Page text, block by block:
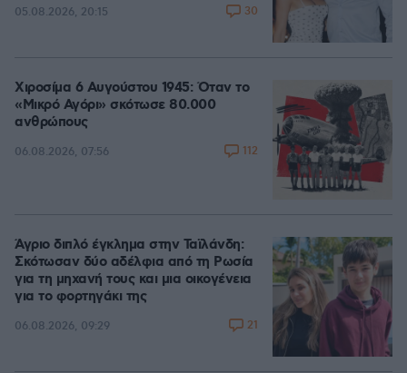
05.08.2026, 20:15 30
Χιροσίμα 6 Αυγούστου 1945: Όταν το
«Μικρό Αγόρι» σκότωσε 80.000
ανθρώπους
06.08.2026, 07:56 112
Άγριο διπλό έγκλημα στην Ταϊλάνδη:
Σκότωσαν δύο αδέλφια από τη Ρωσία
για τη μηχανή τους και μια οικογένεια
για το φορτηγάκι της
06.08.2026, 09:29 21